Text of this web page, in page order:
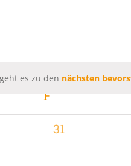
es zu den nächsten
F
0
31